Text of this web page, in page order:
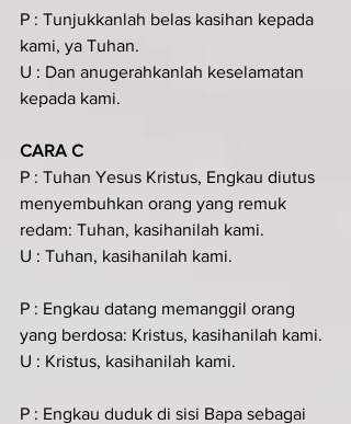
P : Tunjukkanlah belas kasihan kepada
kami, ya Tuhan.
U : Dan anugerahkanlah keselamatan
kepada kami.
CARA C
P : Tuhan Yesus Kristus, Engkau diutus
menyembuhkan orang yang remuk
redam: Tuhan, kasihanilah kami.
U : Tuhan, kasihanilah kami.
P : Engkau datang memanggil orang
yang berdosa: Kristus, kasihanilah kami.
U : Kristus, kasihanilah kami.
P : Engkau duduk di sisi Bapa sebagai